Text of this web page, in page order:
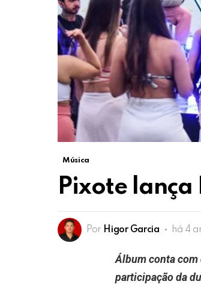
Música
Pixote lança
Por Higor Garcia há 4
Álbum conta com
participação da